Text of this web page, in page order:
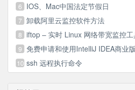
6 IOS、Mac中国法定节假日
7 卸载阿里云监控软件方法
8 iftop – 实时 Linux 网络带宽监控
9 免费申请和使用IntelliJ IDEA商业
10 ssh 远程执行命令